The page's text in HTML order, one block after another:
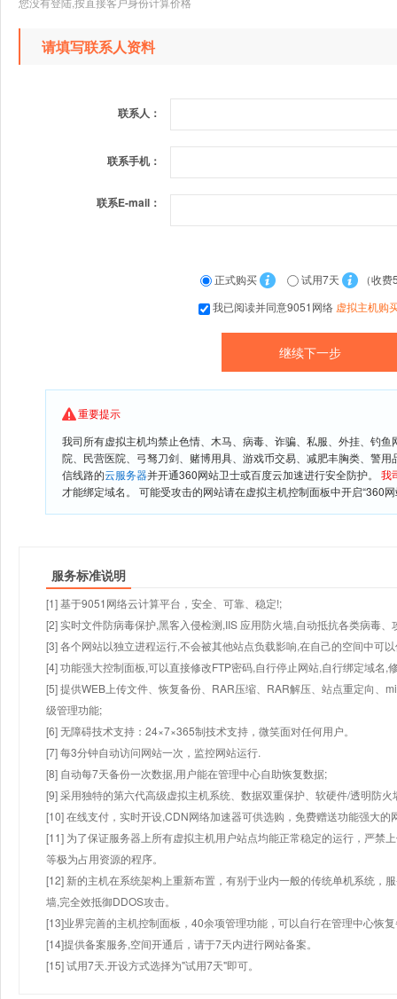
请填写联系人资料
联系人：
联系手机：
联系E-mail：
正式购买 试用7天
（收费
我已阅读并同意9051网络 虚拟主机购
重要提示
我司所有虚拟主机均禁止色情、木马、病毒、诈骗、私服、外挂、钓
院、民营医院、弓驽刀剑、赌博用具、游戏币交易、减肥丰胸类、警
信线路的云服务器并开通360网站卫士或百度云加速进行安全防护。 我
才能绑定域名。 可能受攻击的网站请在虚拟主机控制面板中开启“360
服务标准说明
[1] 基于9051网络云计算平台，安全、可靠、稳定!;
[2] 实时文件防病毒保护,黑客入侵检测,IIS 应用防火墙,自动抵抗各类病毒、
[3] 各个网站以独立进程运行,不会被其他站点负载影响,在自己的空间中可
[4] 功能强大控制面板,可以直接修改FTP密码,自行停止网站,自行绑定域名,
[5] 提供WEB上传文件、恢复备份、RAR压缩、RAR解压、站点重定向、
级管理功能;
[6] 无障碍技术支持：24×7×365制技术支持，微笑面对任何用户。
[7] 每3分钟自动访问网站一次，监控网站运行.
[8] 自动每7天备份一次数据,用户能在管理中心自助恢复数据;
[9] 采用独特的第六代高级虚拟主机系统、数据双重保护、软硬件/透明防火
[10] 在线支付，实时开设,CDN网络加速器可供选购，免费赠送功能强大
[11] 为了保证服务器上所有虚拟主机用户站点均能正常稳定的运行，严禁
等极为占用资源的程序。
[12] 新的主机在系统架构上重新布置，有别于业内一般的传统单机系统，
墙,完全效抵御DDOS攻击。
[13]业界完善的主机控制面板，40余项管理功能，可以自行在管理中心恢
[14]提供备案服务,空间开通后，请于7天内进行网站备案。
[15] 试用7天.开设方式选择为"试用7天"即可。